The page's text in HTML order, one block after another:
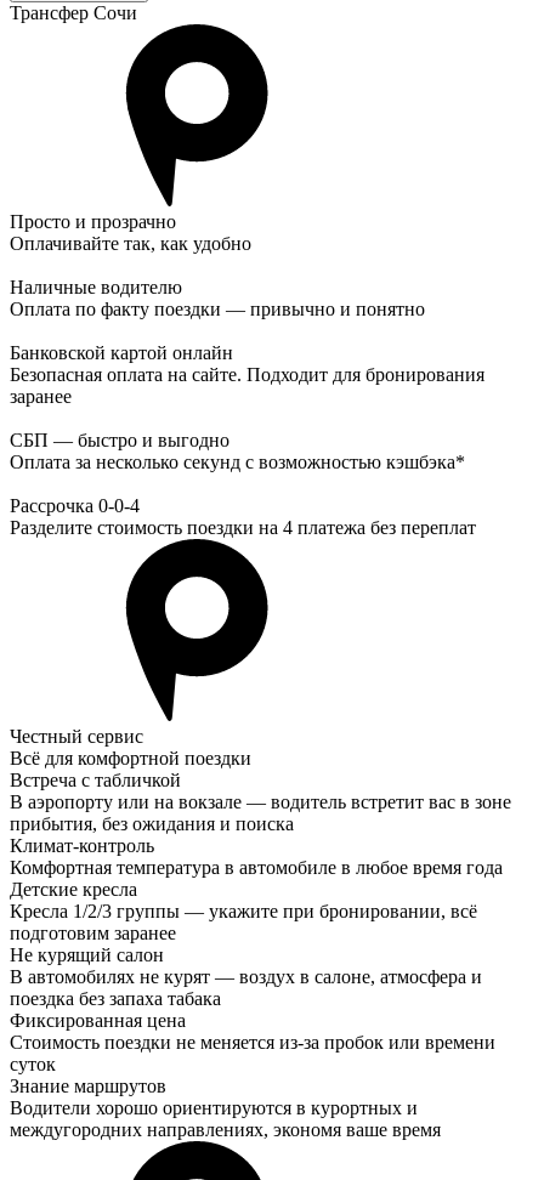
Трансфер Сочи
Просто и прозрачно
Оплачивайте так, как удобно
Наличные водителю
Оплата по факту поездки — привычно и понятно
Банковской картой онлайн
Безопасная оплата на сайте. Подходит для бронирования
заранее
СБП — быстро и выгодно
Оплата за несколько секунд с возможностью кэшбэка*
Рассрочка 0-0-4
Разделите стоимость поездки на 4 платежа без переплат
Честный сервис
Всё для комфортной поездки
Встреча с табличкой
В аэропорту или на вокзале — водитель встретит вас в зоне
прибытия, без ожидания и поиска
Климат-контроль
Комфортная температура в автомобиле в любое время года
Детские кресла
Кресла 1/2/3 группы — укажите при бронировании, всё
подготовим заранее
Не курящий салон
В автомобилях не курят — воздух в салоне, атмосфера и
поездка без запаха табака
Фиксированная цена
Стоимость поездки не меняется из-за пробок или времени
суток
Знание маршрутов
Водители хорошо ориентируются в курортных и
междугородних направлениях, экономя ваше время